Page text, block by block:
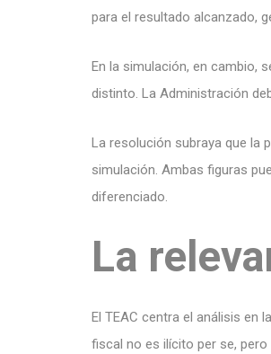
para el resultado alcanzado,
En la simulación, en cambio,
distinto. La Administración
La resolución subraya que la
simulación. Ambas figuras
diferenciado.
La
El TEAC centra el análisis en
fiscal no es ilícito per se,